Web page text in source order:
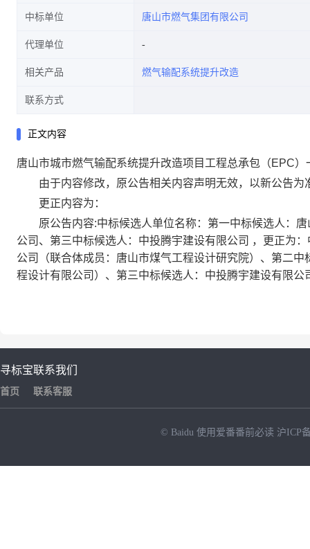
中标单位 唐山市燃气集团有限公司
代理单位
相关产品 燃气输配系统提升改造
联系方式
正文内容
唐山市城市燃气输配系统提升改造项目工程总承包（EPC）
由于内容修改，原公告相关内容声明无效，以新公告为
更正内容为：
原公告内容:中标候选人单位名称：第一中标候选人：唐
公司、第三中标候选人：中投腾宇建设有限公司 ，更正为
公司（联合体成员：唐山市煤气工程设计研究院）、第二
程设计有限公司）、第三中标候选人：中投腾宇建设有限
寻标宝
首页
联系我们
联系客服
© Baidu 使用爱番番前必读 沪ICP